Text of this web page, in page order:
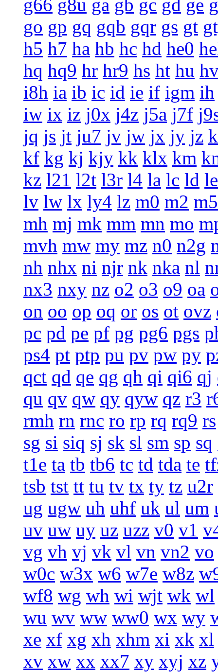
g66 g8u ga gb gc gd ge
go gp gq gqb gqr gs gt
h5 h7 ha hb hc hd he0
hq hq9 hr hr9 hs ht hu
i8h ia ib ic id ie if igm ih
iw ix iz j0x j4z j5a j7f
jq js jt ju7 jv jw jx jy jz
kf kg kj kjy kk klx km
kz l21 l2t l3r l4 la lc ld le
lv lw lx ly4 lz m0 m2
mh mj mk mm mn mo
mvh mw my mz n0 n2g
nh nhx ni njr nk nka nl
nx3 nxy nz o2 o3 o9 oa
on oo op oq or os ot ovz
pc pd pe pf pg pg6 pgs
ps4 pt ptp pu pv pw py
qct qd qe qg qh qi qi6 qj
qu qv qw qy qyw qz r3
rmh rn rnc ro rp rq rq9 rs
sg si siq sj sk sl sm sp sq
t1e ta tb tb6 tc td tda te
tsb tst tt tu tv tx ty tz u2r
ug ugw uh uhf uk ul um
uv uw uy uz uzz v0 v1
vg vh vj vk vl vn vn2 vo
w0c w3x w6 w7e w8z
wf8 wg wh wi wjt wk wl
wu wv ww ww0 wx wy
xe xf xg xh xhm xi xk xl
xv xw xx xx7 xy xyj xz